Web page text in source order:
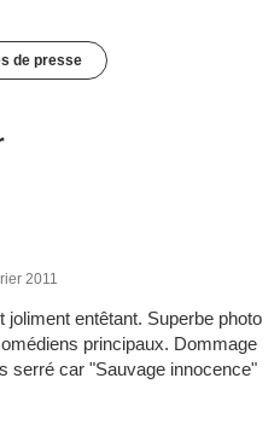
de presse
2011
joliment entêtant. Superbe photo
principaux. Dommage
serré car "Sauvage innocence"